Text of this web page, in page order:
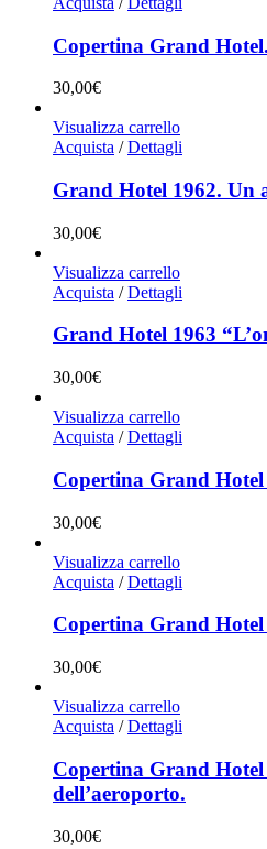
Copertina Grand
30,00€
Visualizza carrello
Acquista / Dettagli
Grand Hotel 1962. Un
30,00€
Visualizza carrello
Acquista / Dettagli
Grand Hotel 1963
30,00€
Visualizza carrello
Acquista / Dettagli
Copertina Grand
30,00€
Visualizza carrello
Acquista / Dettagli
Copertina Grand
30,00€
Visualizza carrello
Acquista / Dettagli
Copertina Grand
dell’aeroporto.
30,00€